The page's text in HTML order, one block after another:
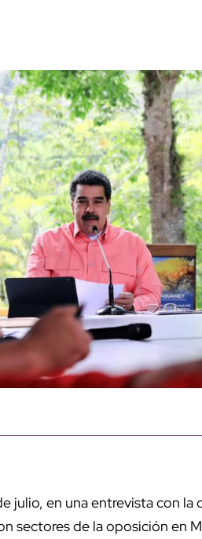
julio, en una entrevista con la
sectores de la oposición en